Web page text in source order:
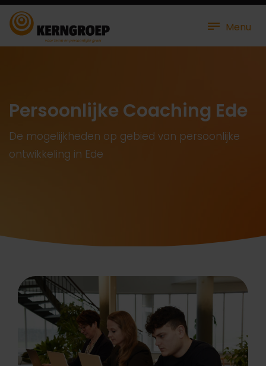
Menu
Persoonlijke Coaching Ede
De mogelijkheden op gebied van persoonlijke
ontwikkeling in Ede